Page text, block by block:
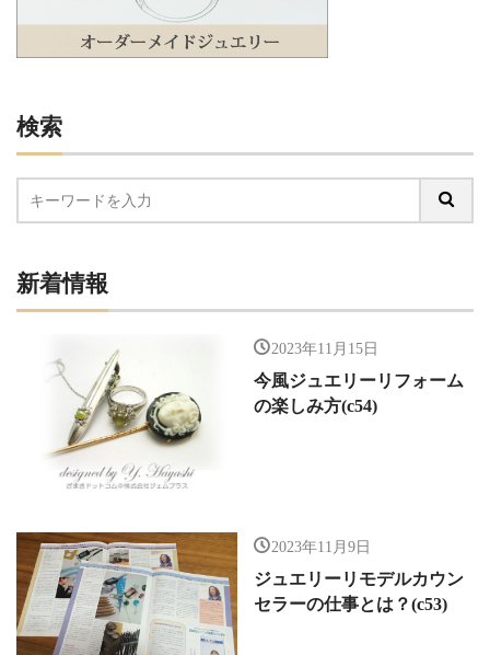
検索
新着情報
2023年11月15日
今風ジュエリーリフォーム
の楽しみ方(c54)
2023年11月9日
ジュエリーリモデルカウン
セラーの仕事とは？(c53)